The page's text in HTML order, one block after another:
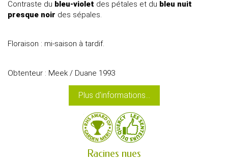
Contraste du bleu-violet des pétales et du bleu nuit
presque noir des sépales.
Floraison : mi-saison à tardif.
Obtenteur : Meek / Duane 1993
Plus d'informations...
Racines nues